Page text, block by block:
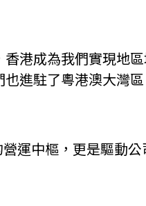
港成為我們實現地
進駐了粵港澳大灣
運中樞，更是驅動